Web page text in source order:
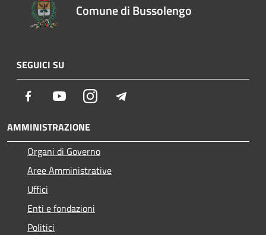
Comune di Bussolengo
SEGUICI SU
Facebook YoutubeInstagram
AMMINISTRAZIONE
Organi di Governo
Aree Amministrative
Uffici
Enti e fondazioni
Politici